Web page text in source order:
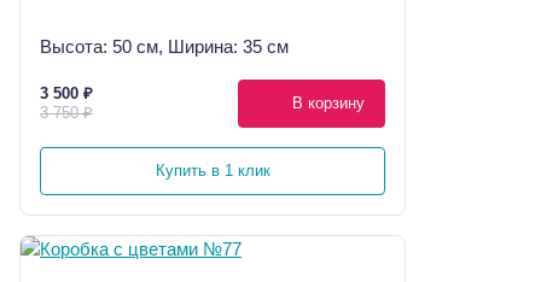
Высота: 50 см, Ширина: 35 см
3 500 ₽
3 750 ₽
В корзину
Купить в 1 клик